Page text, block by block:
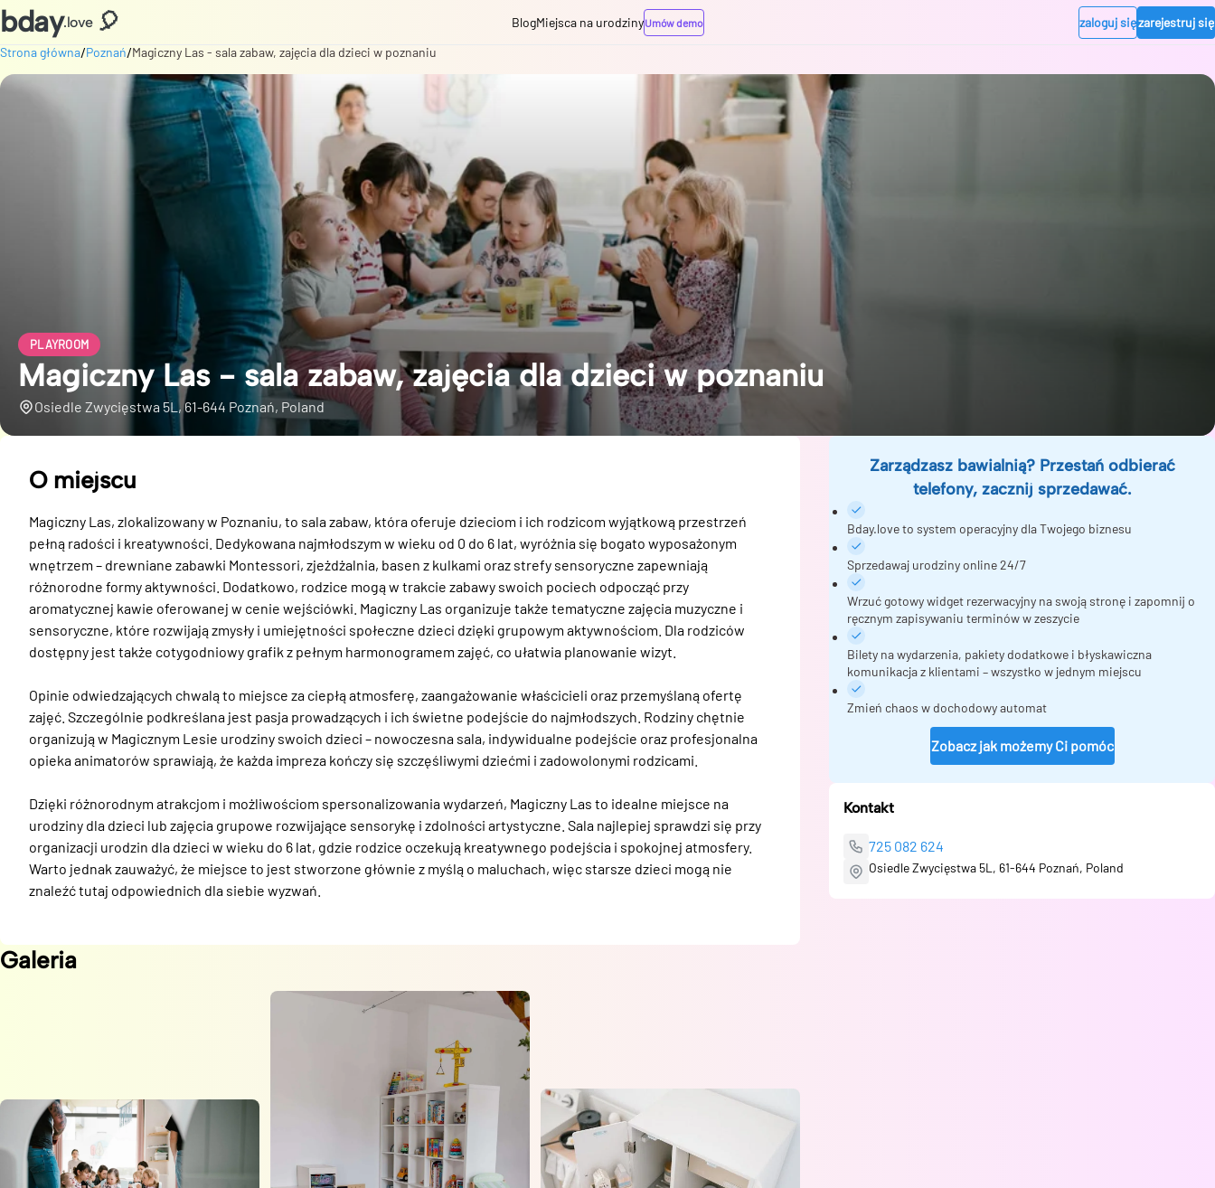
bday.love 🎈 BlogMiejsca na urodzinyUmów demo zaloguj sięzarejestruj się
Strona główna/Poznań/Magiczny Las - sala zabaw, zajęcia dla dzieci w poznaniu
PLAYROOM
Magiczny Las - sala zabaw, zajęcia dla dzieci w poznaniu
Osiedle Zwycięstwa 5L, 61-644 Poznań, Poland
O miejscu
Magiczny Las, zlokalizowany w Poznaniu, to sala zabaw, która oferuje dzieciom i ich rodzicom wyjątkową przestrzeń
pełną radości i kreatywności. Dedykowana najmłodszym w wieku od 0 do 6 lat, wyróżnia się bogato wyposażonym
wnętrzem – drewniane zabawki Montessori, zjeżdżalnia, basen z kulkami oraz strefy sensoryczne zapewniają
różnorodne formy aktywności. Dodatkowo, rodzice mogą w trakcie zabawy swoich pociech odpocząć przy
aromatycznej kawie oferowanej w cenie wejściówki. Magiczny Las organizuje także tematyczne zajęcia muzyczne i
sensoryczne, które rozwijają zmysły i umiejętności społeczne dzieci dzięki grupowym aktywnościom. Dla rodziców
dostępny jest także cotygodniowy grafik z pełnym harmonogramem zajęć, co ułatwia planowanie wizyt.
Opinie odwiedzających chwalą to miejsce za ciepłą atmosferę, zaangażowanie właścicieli oraz przemyślaną ofertę
zajęć. Szczególnie podkreślana jest pasja prowadzących i ich świetne podejście do najmłodszych. Rodziny chętnie
organizują w Magicznym Lesie urodziny swoich dzieci – nowoczesna sala, indywidualne podejście oraz profesjonalna
opieka animatorów sprawiają, że każda impreza kończy się szczęśliwymi dziećmi i zadowolonymi rodzicami.
Dzięki różnorodnym atrakcjom i możliwościom spersonalizowania wydarzeń, Magiczny Las to idealne miejsce na
urodziny dla dzieci lub zajęcia grupowe rozwijające sensorykę i zdolności artystyczne. Sala najlepiej sprawdzi się przy
organizacji urodzin dla dzieci w wieku do 6 lat, gdzie rodzice oczekują kreatywnego podejścia i spokojnej atmosfery.
Warto jednak zauważyć, że miejsce to jest stworzone głównie z myślą o maluchach, więc starsze dzieci mogą nie
znaleźć tutaj odpowiednich dla siebie wyzwań.
Galeria
Zarządzasz bawialnią? Przestań odbierać
telefony, zacznij sprzedawać.
Bday.love to system operacyjny dla Twojego biznesu
Sprzedawaj urodziny online 24/7
Wrzuć gotowy widget rezerwacyjny na swoją stronę i zapomnij o
ręcznym zapisywaniu terminów w zeszycie
Bilety na wydarzenia, pakiety dodatkowe i błyskawiczna
komunikacja z klientami – wszystko w jednym miejscu
Zmień chaos w dochodowy automat
Zobacz jak możemy Ci pomóc
Kontakt
725 082 624
Osiedle Zwycięstwa 5L, 61-644 Poznań, Poland